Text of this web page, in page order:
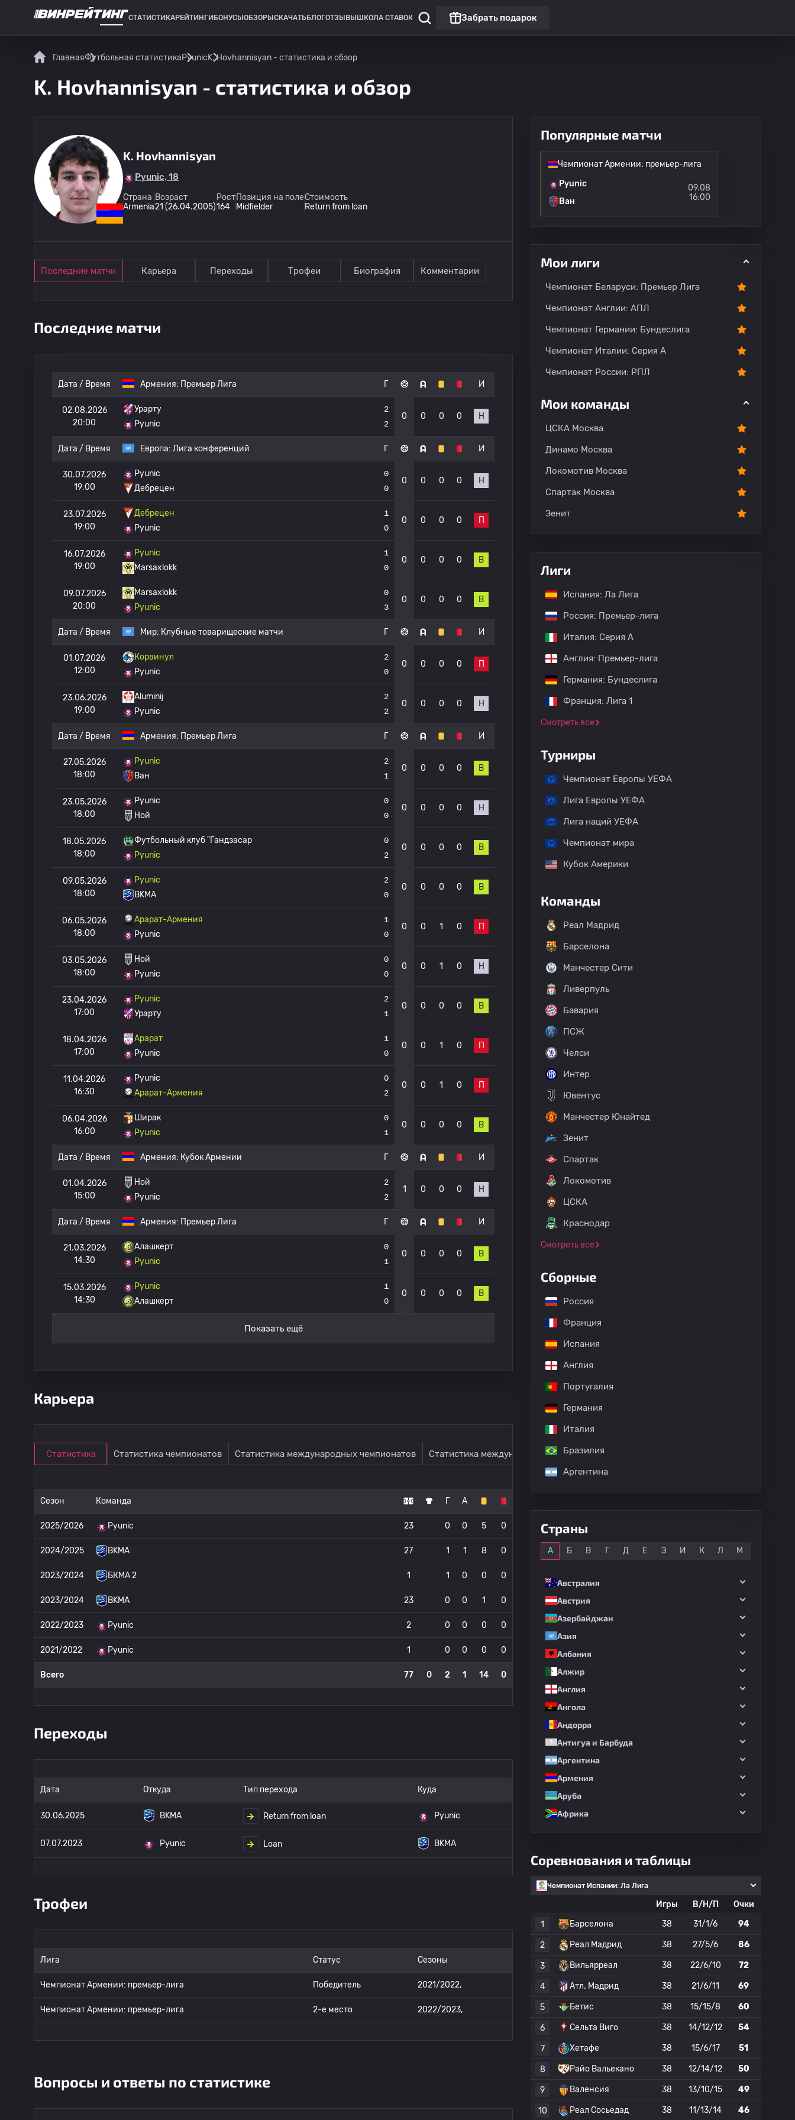
СТАТИСТИКАРЕЙТИНГИ БОНУСЫ ОБЗОРЫ СКАЧАТЬ БЛОГОТЗЫВЫ ШКОЛА СТАВОК Забрать подарок
ГлавнаяФутбольная статистикаPyunicK. Hovhannisyan - статистика и обзор
K. Hovhannisyan - статистика и обзор
K. Hovhannisyan
Pyunic, 18
Страна
Armenia
Возраст
21 (26.04.2005)
Рост
164
Позиция на поле
Midfielder
Стоимость
Return from loan
Последние матчи Карьера Переходы Трофеи Биография Комментарии
Последние матчи
Дата / Время Армения: Премьер Лига Г И
02.08.2026
20:00
Урарту
Pyunic
2
2
0 0 0 0 Н
Дата / Время Европа: Лига конференций Г И
30.07.2026
19:00
Pyunic
Дебрецен
0
0
0 0 0 0 Н
23.07.2026
19:00
Дебрецен
Pyunic
1
0
0 0 0 0 П
16.07.2026
19:00
Pyunic
Marsaxlokk
1
0
0 0 0 0 В
09.07.2026
20:00
Marsaxlokk
Pyunic
0
3
0 0 0 0 В
Дата / Время Мир: Клубные товарищеские матчи Г И
01.07.2026
12:00
Корвинул
Pyunic
2
0
0 0 0 0 П
23.06.2026
19:00
Aluminij
Pyunic
2
2
0 0 0 0 Н
Дата / Время Армения: Премьер Лига Г И
27.05.2026
18:00
Pyunic
Ван
2
1
0 0 0 0 В
23.05.2026
18:00
Pyunic
Ной
0
0
0 0 0 0 Н
18.05.2026
18:00
Футбольный клуб "Гандзасар
Pyunic
0
2
0 0 0 0 В
09.05.2026
18:00
Pyunic
BKMA
2
0
0 0 0 0 В
06.05.2026
18:00
Арарат-Армения
Pyunic
1
0
0 0 1 0 П
03.05.2026
18:00
Ной
Pyunic
0
0
0 0 1 0 Н
23.04.2026
17:00
Pyunic
Урарту
2
1
0 0 0 0 В
18.04.2026
17:00
Арарат
Pyunic
1
0
0 0 1 0 П
11.04.2026
16:30
Pyunic
Арарат-Армения
0
2
0 0 1 0 П
06.04.2026
16:00
Ширак
Pyunic
0
1
0 0 0 0 В
Дата / Время Армения: Кубок Армении Г И
01.04.2026
15:00
Ной
Pyunic
2
2
1 0 0 0 Н
Дата / Время Армения: Премьер Лига Г И
21.03.2026
14:30
Алашкерт
Pyunic
0
1
0 0 0 0 В
15.03.2026
14:30
Pyunic
Алашкерт
1
0
0 0 0 0 В
Показать ещё
Карьера
Статистика Статистика чемпионатов Статистика международных чемпионатов Статистика международных матчей
Сезон Команда Г А
2025/2026 Pyunic 23 0 0 5 0
2024/2025 BKMA 27 1 1 8 0
2023/2024 БКМА 2 1 1 0 0 0
2023/2024 BKMA 23 0 0 1 0
2022/2023 Pyunic 2 0 0 0 0
2021/2022 Pyunic 1 0 0 0 0
Всего 77 0 2 1 14 0
Переходы
Дата Откуда Тип перехода Куда
30.06.2025 BKMA Return from loan Pyunic
07.07.2023 Pyunic Loan BKMA
Трофеи
Лига Статус Сезоны
Чемпионат Армении: премьер-лига Победитель 2021/2022,
Чемпионат Армении: премьер-лига 2-е место 2022/2023,
Вопросы и ответы по статистике
Популярные матчи
Чемпионат Армении: премьер-лига
Pyunic
Ван
09.08
16:00
Мои лиги
Чемпионат Беларуси: Премьер Лига
Чемпионат Англии: АПЛ
Чемпионат Германии: Бундеслига
Чемпионат Италии: Серия А
Чемпионат России: РПЛ
Мои команды
ЦСКА Москва
Динамо Москва
Локомотив Москва
Спартак Москва
Зенит
Лиги
Испания: Ла Лига
Россия: Премьер-лига
Италия: Серия А
Англия: Премьер-лига
Германия: Бундеслига
Франция: Лига 1
Смотреть все
Турниры
Чемпионат Европы УЕФА
Лига Европы УЕФА
Лига наций УЕФА
Чемпионат мира
Кубок Америки
Команды
Реал Мадрид
Барселона
Манчестер Сити
Ливерпуль
Бавария
ПСЖ
Челси
Интер
Ювентус
Манчестер Юнайтед
Зенит
Спартак
Локомотив
ЦСКА
Краснодар
Смотреть все
Сборные
Россия
Франция
Испания
Англия
Португалия
Германия
Италия
Бразилия
Аргентина
Страны
А Б В Г Д Е З И К Л М
Австралия
Австрия
Азербайджан
Азия
Албания
Алжир
Англия
Ангола
Андорра
Антигуа и Барбуда
Аргентина
Армения
Аруба
Африка
Соревнования и таблицы
Чемпионат Испании: Ла Лига
Игры В/Н/П
Очки
1
Барселона 38 31/1/6 94
2 Реал Мадрид 38 27/5/6 86
3 Вильярреал 38 22/6/10 72
4 Атл. Мадрид 38 21/6/11 69
5 Бетис 38 15/15/8 60
6 Сельта Виго 38 14/12/12 54
7 Хетафе 38 15/6/17 51
8 Райо Вальекано 38 12/14/12 50
9 Валенсия 38 13/10/15 49
10 Реал Сосьедад 38 11/13/14 46